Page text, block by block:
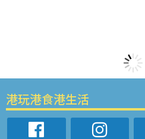
港玩港食港生活